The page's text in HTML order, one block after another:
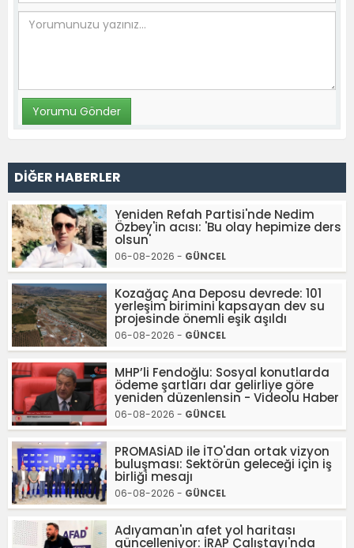
DİĞER HABERLER
Yeniden Refah Partisi'nde Nedim
Özbey'in acısı: 'Bu olay hepimize ders
olsun'
06-08-2026 - GÜNCEL
Kozağaç Ana Deposu devrede: 101
yerleşim birimini kapsayan dev su
projesinde önemli eşik aşıldı
06-08-2026 - GÜNCEL
MHP’li Fendoğlu: Sosyal konutlarda
ödeme şartları dar gelirliye göre
yeniden düzenlensin - Videolu Haber
06-08-2026 - GÜNCEL
PROMASİAD ile İTO'dan ortak vizyon
buluşması: Sektörün geleceği için iş
birliği mesajı
06-08-2026 - GÜNCEL
Adıyaman'ın afet yol haritası
güncelleniyor: İRAP Çalıştayı'nda